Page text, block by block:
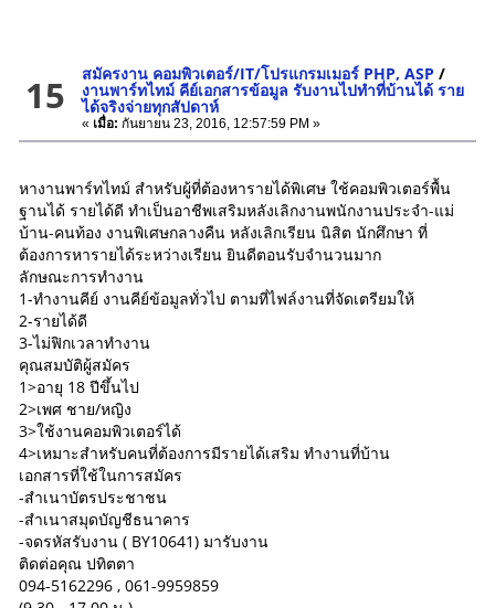
15 สมัครงาน คอมพิวเตอร์/IT/โปรแกรมเมอร์ PHP, ASP /
งานพาร์ทไทม์ คีย์เอกสารข้อมูล รับงานไปทำที่บ้านได้ ราย
ได้จริงจ่ายทุกสัปดาห์
« เมื่อ: กันยายน 23, 2016, 12:57:59 PM »
หางานพาร์ทไทม์ สำหรับผู้ที่ต้องหารายได้พิเศษ ใช้คอมพิวเตอร์พื้น
ฐานได้ รายได้ดี ทำเป็นอาชีพเสริมหลังเลิกงานพนักงานประจำ-แม่
บ้าน-คนท้อง งานพิเศษกลางคืน หลังเลิกเรียน นิสิต นักศึกษา ที่
ต้องการหารายได้ระหว่างเรียน ยินดีตอนรับจำนวนมาก
ลักษณะการทำงาน
1-ทำงานคีย์ งานคีย์ข้อมูลทั่วไป ตามที่ไฟล์งานที่จัดเตรียมให้
2-รายได้ดี
3-ไม่ฟิกเวลาทำงาน
คุณสมบัติผู้สมัคร
1>อายุ 18 ปีขึ้นไป
2>เพศ ชาย/หญิง
3>ใช้งานคอมพิวเตอร์ได้
4>เหมาะสำหรับคนที่ต้องการมีรายได้เสริม ทำงานที่บ้าน
เอกสารที่ใช้ในการสมัคร
-สำเนาบัตรประชาชน
-สำเนาสมุดบัญชีธนาคาร
-จดรหัสรับงาน ( BY10641) มารับงาน
ติดต่อคุณ ปทิตตา
094-5162296 , 061-9959859